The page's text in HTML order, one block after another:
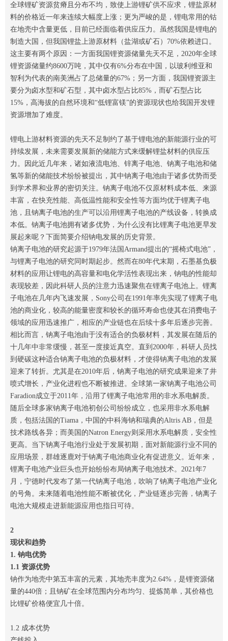
全球锂矿资源贫瘠且分布不均，致使上游锂矿供不应求，锂盐原材
料的价格近一年来连续大幅度上涨；更为严峻的是，锂电常用的钴
在地壳中含量更低，目前已经面临着供应压力。虽然我国是锂电的
制造大国，但我国锂盐上游原材料（盐湖或矿石）70%依赖进口。
这主要有两个原因：一方面我国锂资源储量先天不足，2020年全球
锂资源储量约8600万吨，其中仅有6%分布在中国，以玻利维亚和
智利为代表的南美洲占了总储量的67%；另一方面，我国锂资源主
要分为卤水型和矿石型，其中卤水型占比85%，而矿石型占比
15%，高海拔的自然环境和“低锂富镁”的资源现状也给我国开发锂
资源增加了难度。
锂电上游材料资源的先天不足制约了基于锂电池的新能源行业的可
持续发展，未来需要发展新的储能方式来缓解锂盐材料的供应压
力。因此近几年来，诸如液流电池、锌离子电池、钠离子电池和储
氢等新的储能技术纷纷被提出，其中钠离子电池由于诸多优势而受
到学术界和业界的密切关注。钠离子电池不仅原材料成本低、来源
丰富，在快充性能、高低温性能和安全性等方面均优于锂离子电
池，且钠离子电池的生产可以沿用锂离子电池的产线设备，转换成
本低。钠离子电池拥有诸多优势，为什么没有比锂离子电池更早发
展起来呢？下面简要介绍钠电发展的历史背景。
钠离子电池的研究起源于1979年法国Armand提出的“摇椅式电池”，
与锂离子电池的研究同时期起步。然而在80年代末期，石墨基负极
材料的应用让锂电的高容量和电化学活性表现出来，钠电的性能却
表现较差，因此科研人员的注意力迅速聚焦在锂离子电池上。锂离
子电池在几年内飞速发展，Sony公司在1991年率先实现了锂离子电
池的商业化，较高的能量密度和较长的循环寿命也使其在消费电子
领域的应用迅速推广，相应的产业链也在后续十多年后逐步完善。
相比而言，钠离子电池由于没有适合的负极材料，其发展在随后的
十几年中非常缓慢，甚至一度接近真空。直到2000年，科研人员找
到硬碳这种适合钠离子电池的负极材料，才使得钠离子电池的发展
迎来了转折。尤其是在2010年后，钠离子电池的研究成果迎来了井
喷式增长，产业化进程也不断被推进。全球第一家钠离子电池公司
Faradion成立于2011年，沿用了锂离子电池常用的非水系电解质。
随后全球多家钠离子电池初创公司纷纷成立，也采用非水系电解
质，包括法国的Tiama，中国的中科海钠和瑞典的Altris AB，但是
技术路线各异；而美国的Natron Energy则采用水系电解质，安全性
更高。当下钠离子电池行业处于发展初期，面对新能源行业不同的
应用场景，群雄逐鹿对于钠离子电池商业化有促进意义。近年来，
锂离子电池产业巨头也开始纷纷布局钠离子电池技术。2021年7
月，宁德时代发布了第一代钠离子电池，吹响了钠离子电池产业化
的号角。未来随着电池性能不断被优化，产业链逐步完善，钠离子
电池大规模走进新能源应用也指日可待。
2
现状和趋势
1. 钠电优势
1.1 资源优势
钠作为地壳中第五丰富的元素，其地壳丰度为2.64%，是锂资源储
量的440倍；且钠矿在全球范围内分布均匀、提炼简单，其价格也
比锂矿价格便宜几十倍。
1.2 成本优势